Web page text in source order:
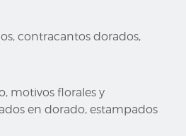
contracantos dorados,
motivos florales y
en dorado, estampados